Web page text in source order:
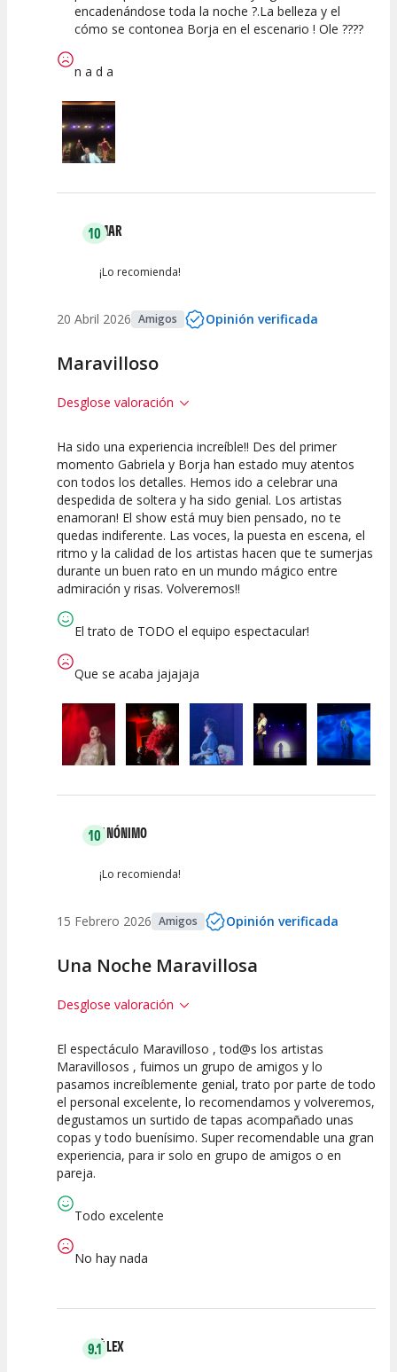
encadenándose toda la noche ?.La belleza y el
cómo se contonea Borja en el escenario ! Ole ????
n a d a
10MAR
¡Lo recomienda!
20 Abril 2026 Amigos Opinión verificada
Maravilloso
Desglose valoración
10
Calidad del
Espectáculo
10
Puesta en
Escena
10
Interpretación
artística
Ha sido una experiencia increíble!! Des del primer
momento Gabriela y Borja han estado muy atentos
con todos los detalles. Hemos ido a celebrar una
despedida de soltera y ha sido genial. Los artistas
enamoran! El show está muy bien pensado, no te
quedas indiferente. Las voces, la puesta en escena, el
ritmo y la calidad de los artistas hacen que te sumerjas
durante un buen rato en un mundo mágico entre
admiración y risas. Volveremos!!
El trato de TODO el equipo espectacular!
Que se acaba jajajaja
10ANÓNIMO
¡Lo recomienda!
15 Febrero 2026 Amigos Opinión verificada
Una Noche Maravillosa
Desglose valoración
10
Calidad del
Espectáculo
10
Puesta en
Escena
10
Interpretación
artística
El espectáculo Maravilloso , tod@s los artistas
Maravillosos , fuimos un grupo de amigos y lo
pasamos increíblemente genial, trato por parte de todo
el personal excelente, lo recomendamos y volveremos,
degustamos un surtido de tapas acompañado unas
copas y todo buenísimo. Super recomendable una gran
experiencia, para ir solo en grupo de amigos o en
pareja.
Todo excelente
No hay nada
9.1ÀLEX